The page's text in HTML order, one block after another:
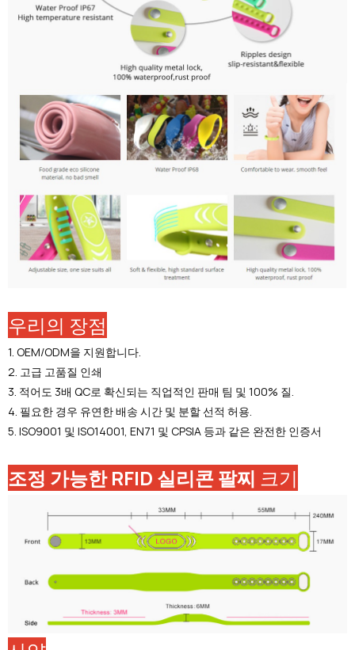
우리의 장점
1. OEM/ODM을 지원합니다.
2. 고급 고품질 인쇄
3. 적어도 3배 QC로 확신되는 직업적인 판매 팀 및 100% 질.
4. 필요한 경우 유연한 배송 시간 및 분할 선적 허용.
5. ISO9001 및 ISO14001, EN71 및 CPSIA 등과 같은 완전한 인증서
조정 가능한 RFID 실리콘 팔찌 크기